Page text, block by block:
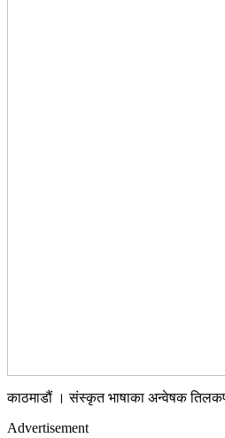
काठमाडौं । संस्कृत भाषाका अन्वेषक
Advertisement